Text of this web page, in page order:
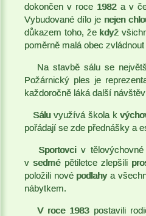
dokončen v roce 1982 a v
Vybudované dílo je nejen
důkazem toho, že když
poměrně malá obec
Na stavbě sálu se
Požárnický ples je
každoročně láká další
Sálu využívá škola k
pořádají se zde přednášky a
Sportovci v tělovýchovné
v sedmé pětiletce zlepšili
položili nové podlahy a
nábytkem.
V roce 1983 postavili